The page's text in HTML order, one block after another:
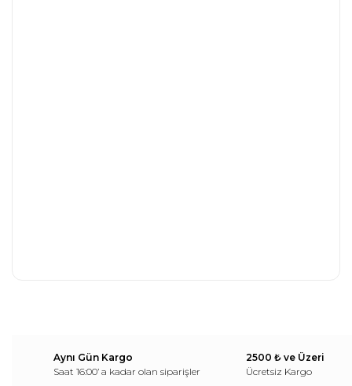
Aynı Gün Kargo
Saat 16:00’ a kadar olan siparişler
2500 ₺ ve Üzeri
Ücretsiz Kargo